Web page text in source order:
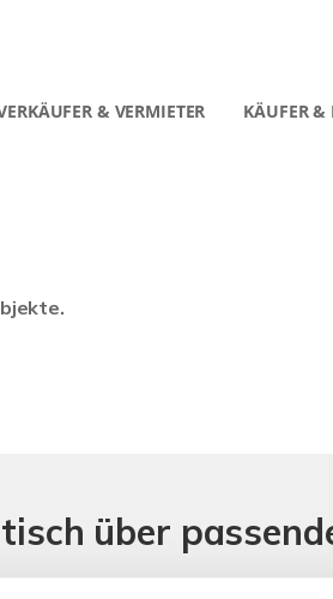
& VERMIETER KÄUFER &
über